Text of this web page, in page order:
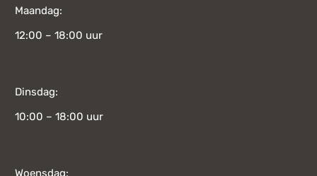
Maandag:
12:00 – 18:00 uur
Dinsdag:
10:00 – 18:00 uur
Woensdag: